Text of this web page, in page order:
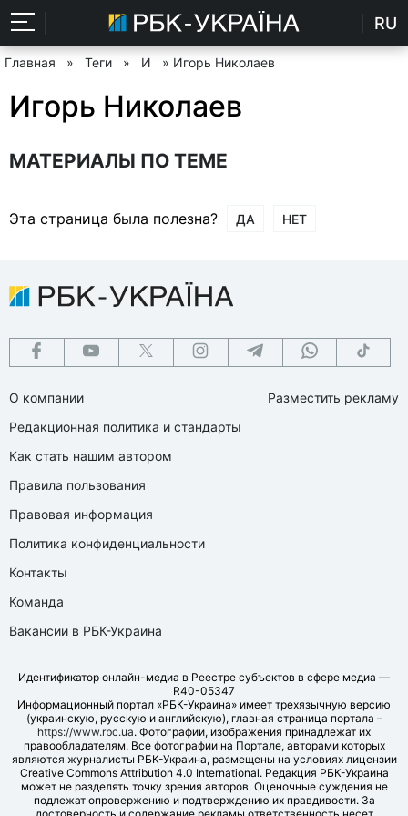
RU
Главная » Теги » И » Игорь Николаев
Игорь Николаев
МАТЕРИАЛЫ ПО ТЕМЕ
Эта страница была полезна? ДА НЕТ
О компании
Редакционная политика и стандарты
Как стать нашим автором
Правила пользования
Правовая информация
Политика конфиденциальности
Контакты
Команда
Вакансии в РБК-Украина
Разместить рекламу
Идентификатор онлайн-медиа в Реестре субъектов в сфере медиа —
R40-05347
Информационный портал «РБК-Украина» имеет трехязычную версию
(украинскую, русскую и английскую), главная страница портала –
https://www.rbc.ua. Фотографии, изображения принадлежат их
правообладателям. Все фотографии на Портале, авторами которых
являются журналисты РБК-Украина, размещены на условиях лицензии
Creative Commons Attribution 4.0 International. Редакция РБК-Украина
может не разделять точку зрения авторов. Оценочные суждения не
подлежат опровержению и подтверждению их правдивости. За